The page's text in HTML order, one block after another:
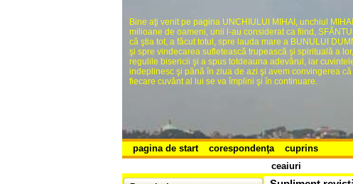
Bine aţi venit pe pagina UNCHIULUI MIHAI, unchiul
milioane de oameni, unii l-au considerat ca fiind,
că ştia tot, a făcut totul, spre lauda mare a BUNULUI
şi spre vindecarea sufletească trupească şi spirituală a
regulile bisericii şi a spus totdeauna adevărul, iar
indeplinesc şi pănă în ziua de azi şi avem convingerea
fiecare cuvânt al lui se va împlini şi în continuare.
pagina de start corespondenţa cuprins
ceaiuri